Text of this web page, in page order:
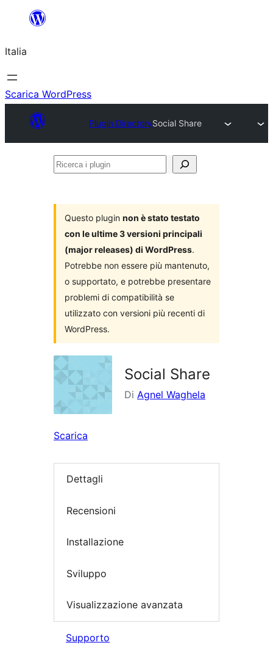
contenuto
Italia
Scarica WordPress
Plugin DirectorySocial Share
Ricerca
Questo plugin non è stato testato
con le ultime 3 versioni principali
(major releases) di WordPress.
Potrebbe non essere più mantenuto,
o supportato, e potrebbe presentare
problemi di compatibilità se
utilizzato con versioni più recenti di
WordPress.
Social Share
Di Agnel Waghela
Scarica
Dettagli
Recensioni
Installazione
Sviluppo
Visualizzazione avanzata
Supporto